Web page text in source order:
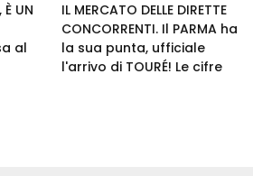
È UN
al
IL MERCATO DELLE DIRETTE
CONCORRENTI. Il PARMA ha
la sua punta, ufficiale
l'arrivo di TOURÉ! Le cifre